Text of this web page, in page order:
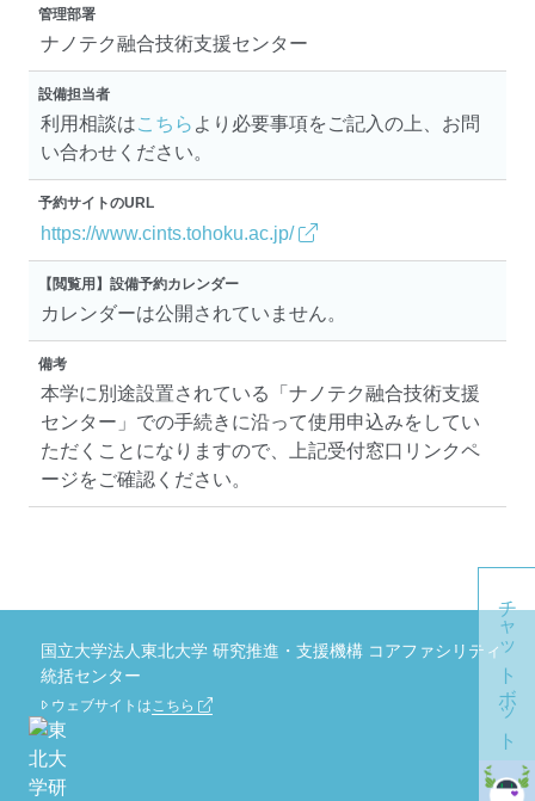
管理部署
ナノテク融合技術支援センター
設備担当者
利用相談はこちら より必要事項をご記入の上、お問
い合わせください。
予約サイトのURL
https://www.cints.tohoku.ac.jp/
【閲覧用】設備予約カレンダー
カレンダーは公開されていません。
備考
本学に別途設置されている「ナノテク融合技術支援
センター」での手続きに沿って使用申込みをしてい
ただくことになりますので、上記受付窓口リンクペ
ージをご確認ください。
チャットボット
国立大学法人東北大学 研究推進・支援機構 コアファシリティ
統括センター
ウェブサイトはこちら